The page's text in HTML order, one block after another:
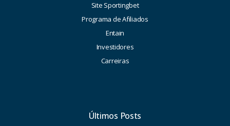
Site Sportingbet
Programa de Afiliados
Entain
Investidores
Carreiras
Últimos Posts